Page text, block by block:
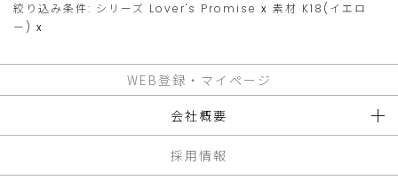
絞り込み条件: シリーズ Lover's Promise x 素材 K18(イエロ
ー) x
WEB登録・マイページ
会社概要
採用情報